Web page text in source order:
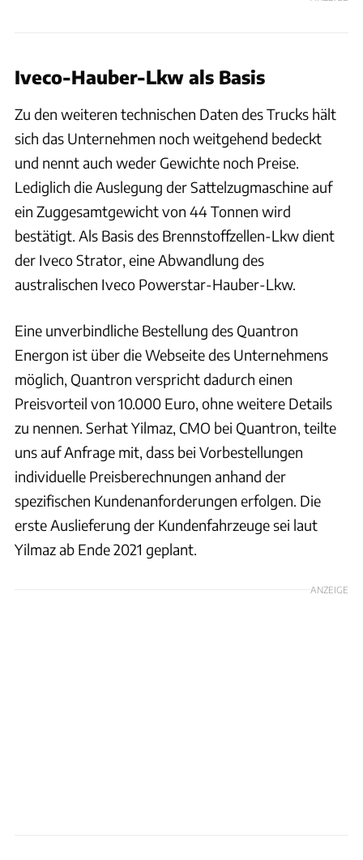
Iveco-Hauber-Lkw als Basis
Zu den weiteren technischen Daten des Trucks hält
sich das Unternehmen noch weitgehend bedeckt
und nennt auch weder Gewichte noch Preise.
Lediglich die Auslegung der Sattelzugmaschine auf
ein Zuggesamtgewicht von 44 Tonnen wird
bestätigt. Als Basis des Brennstoffzellen-Lkw dient
der Iveco Strator, eine Abwandlung des
australischen Iveco Powerstar-Hauber-Lkw.
Eine unverbindliche Bestellung des Quantron
Energon ist über die Webseite des Unternehmens
möglich, Quantron verspricht dadurch einen
Preisvorteil von 10.000 Euro, ohne weitere Details
zu nennen. Serhat Yilmaz, CMO bei Quantron, teilte
uns auf Anfrage mit, dass bei Vorbestellungen
individuelle Preisberechnungen anhand der
spezifischen Kundenanforderungen erfolgen. Die
erste Auslieferung der Kundenfahrzeuge sei laut
Yilmaz ab Ende 2021 geplant.
ANZEIGE